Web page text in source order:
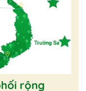
rộng